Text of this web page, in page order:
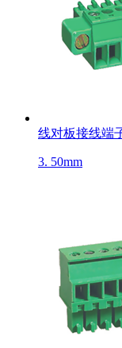
线对板接线端
3. 50mm